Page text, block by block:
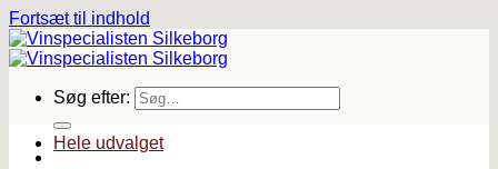
Fortsæt til indhold
Søg efter:
Hele udvalget